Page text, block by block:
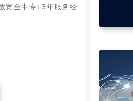
宽至中专+3年服务经